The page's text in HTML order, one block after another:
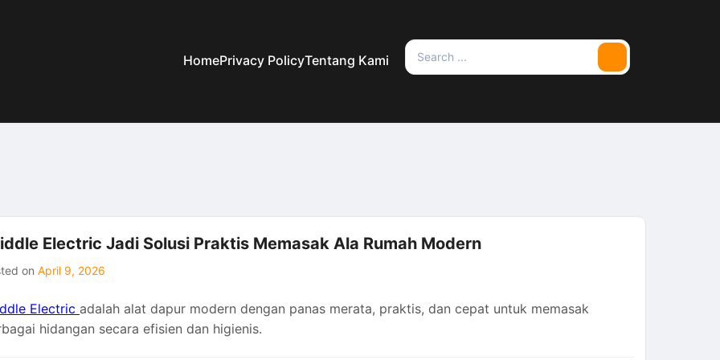
HomePrivacy PolicyTentang Kami
Search
for:
Search
Electric Jadi Solusi Praktis Memasak Ala Rumah Modern
on April 9, 2026
Electric adalah alat dapur modern dengan panas merata, praktis, dan cepat untuk memasak
hidangan secara efisien dan higienis.